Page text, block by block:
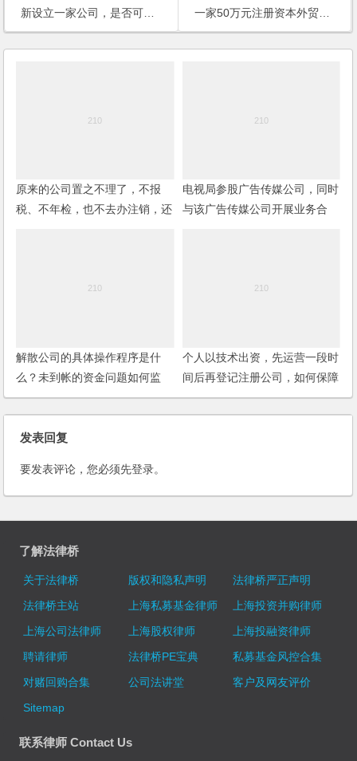
新设立一家公司，是否可以在全体股东同意的情况下用公司的资金投资股市？
一家50万元注册资本外贸业务的公司能否以公司名义进行股票投资？
原来的公司置之不理了，不报
税、不年检，也不去办注销，还
电视局参股广告传媒公司，同时
与该广告传媒公司开展业务合
解散公司的具体操作程序是什
么？未到帐的资金问题如何监
控？
个人以技术出资，先运营一段时
间后再登记注册公司，如何保障
权益？
发表回复
要发表评论，您必须先登录。
了解法律桥
关于法律桥 版权和隐私声明
法律桥严正声明
法律桥主站
上海私募基金律师
上海投资并购律师
上海公司法律师
上海股权律师
上海投融资律师
聘请律师
法律桥PE宝典
私募基金风控合集
对赌回购合集
公司法讲堂
客户及网友评价
Sitemap
联系律师 Contact Us